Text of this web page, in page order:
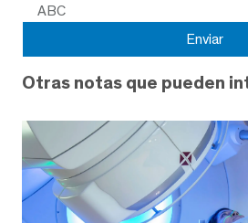
ABC
Otras notas que pueden